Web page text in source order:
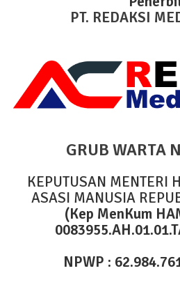
PT. REDAKSI
GRUB WARTA
KEPUTUSAN MENTERI
ASASI MANUSIA
(Kep MenKum
NPWP :